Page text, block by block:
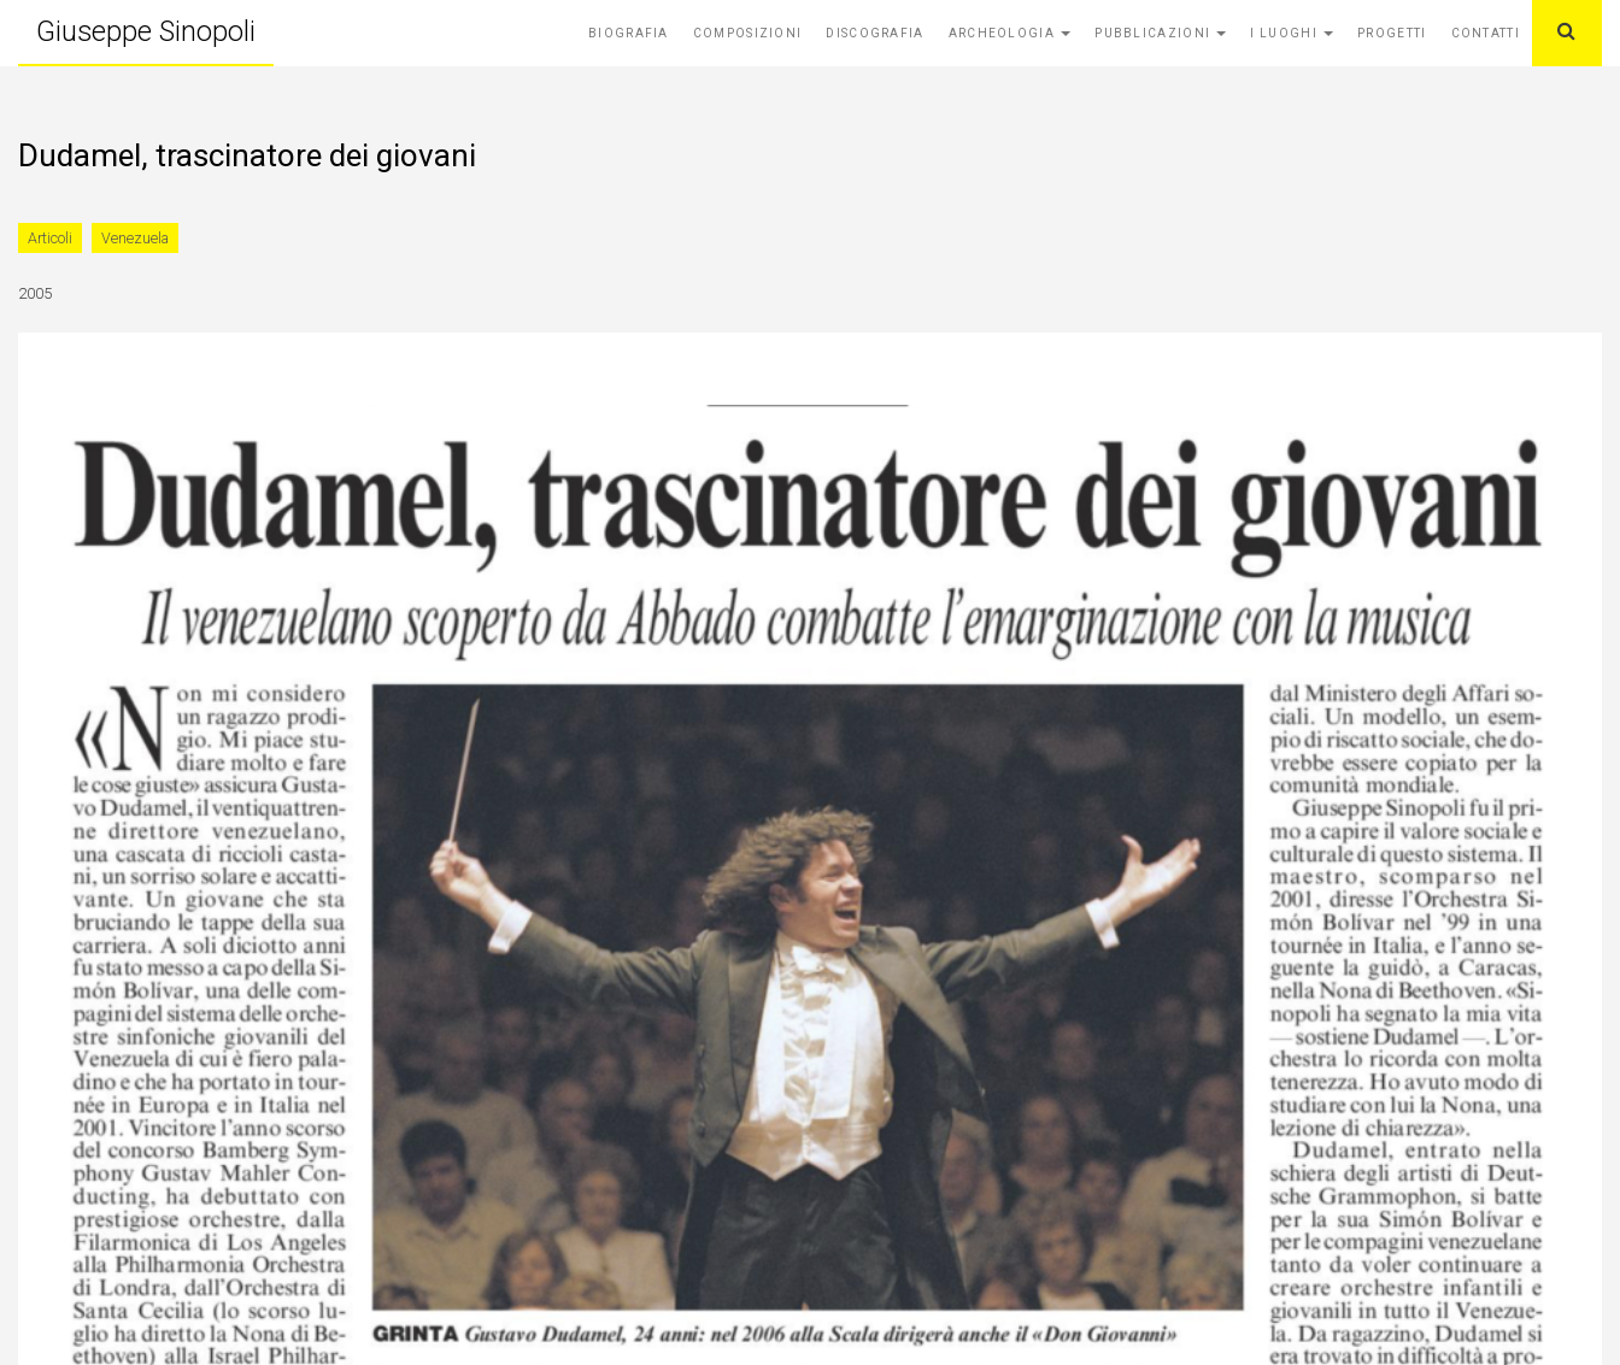
Giuseppe Sinopoli BIOGRAFIA COMPOSIZIONI DISCOGRAFIA ARCHEOLOGIA PUBBLICAZIONI I LUOGHI PROGETTI CONTATTI
Dudamel, trascinatore dei giovani
Articoli Venezuela
2005